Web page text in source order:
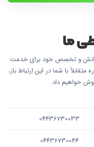
ما
دانش و تخصص خود برای خدمت
با شما در این ارتباط باز،
خواهیم داد.
04436730033
04436730044